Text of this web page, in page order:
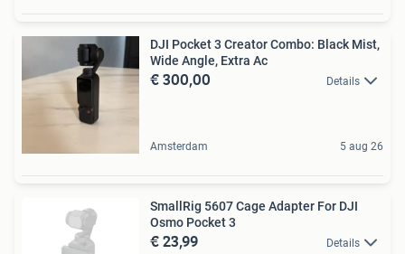
DJI Pocket 3 Creator Combo: Black Mist,
Wide Angle, Extra Ac
€ 300,00 Details
Amsterdam 5 aug 26
SmallRig 5607 Cage Adapter For DJI
Osmo Pocket 3
€ 23,99 Details